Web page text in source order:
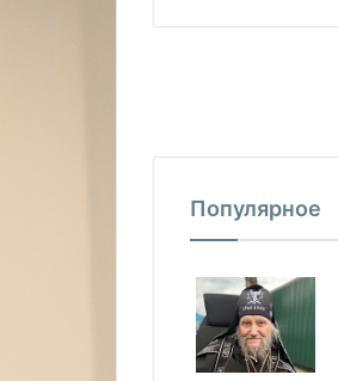
Популярное